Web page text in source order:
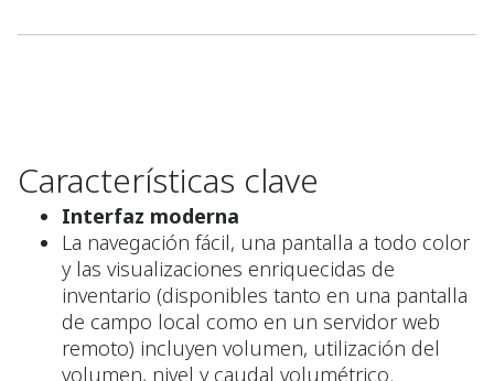
Características clave
Interfaz moderna
La navegación fácil, una pantalla a todo color
y las visualizaciones enriquecidas de
inventario (disponibles tanto en una pantalla
de campo local como en un servidor web
remoto) incluyen volumen, utilización del
volumen, nivel y caudal volumétrico.